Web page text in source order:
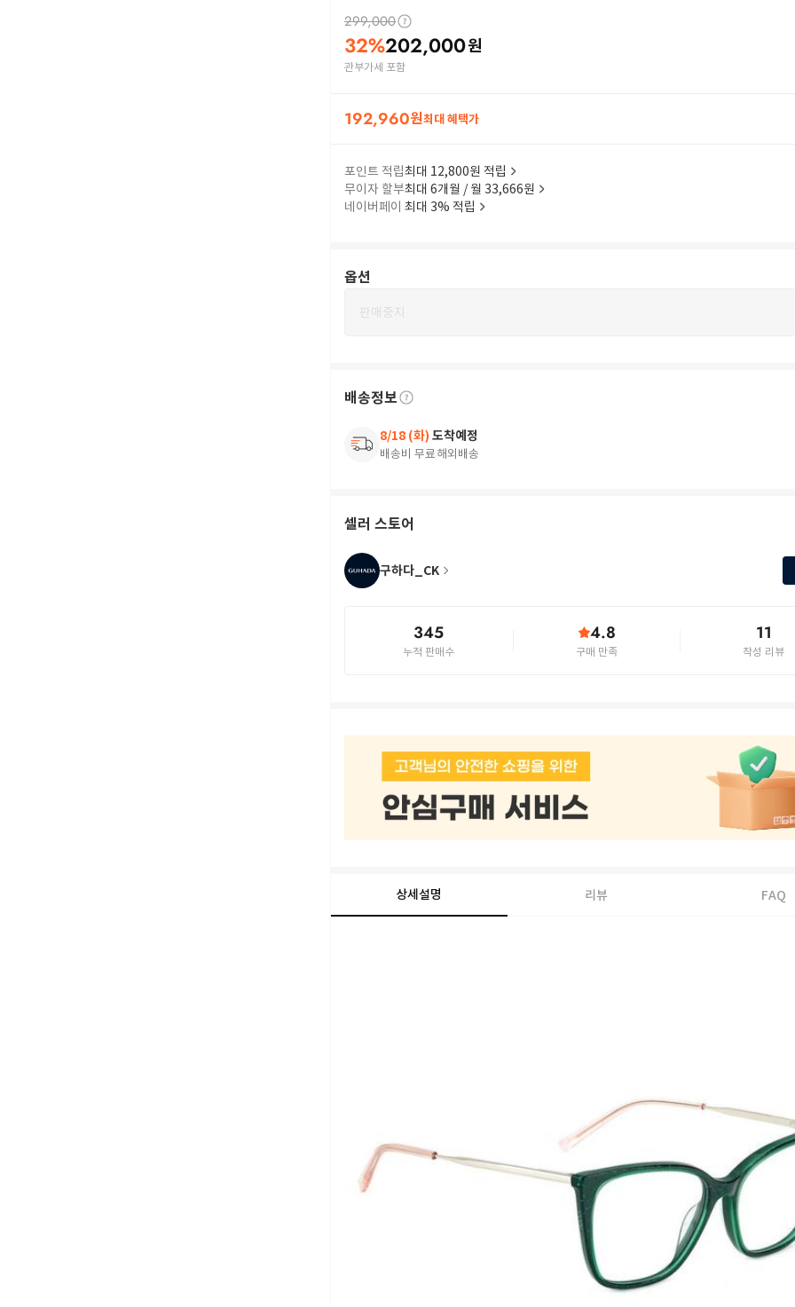
299,000
32%202,000원
관부가세 포함
192,960원최대 혜택가
포인트 적립최대 12,800원 적립
무이자 할부최대 6개월 / 월 33,666원
네이버페이 최대 3% 적립
옵션
판매중지
배송정보
8/18 (화) 도착예정
배송비 무료해외배송
셀러 스토어
구하다_CK
345
누적 판매수
4.8
구매 만족
11
작성 리뷰
상세설명 리뷰 FAQ